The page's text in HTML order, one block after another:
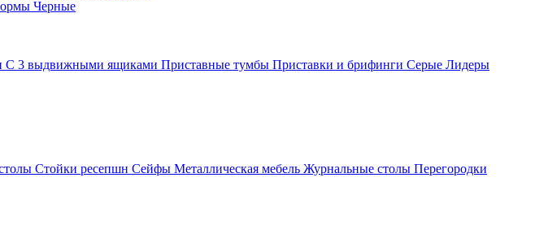
Черные
С 3 выдвижными ящиками Приставные тумбы Приставки и брифинги Серые Лидеры
Стойки ресепшн Сейфы Металлическая мебель Журнальные столы Перегородки